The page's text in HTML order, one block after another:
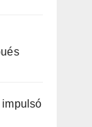
impulsó